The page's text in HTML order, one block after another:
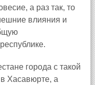
а раз так, то
влияния и
города с такой
Хасавюрте, а